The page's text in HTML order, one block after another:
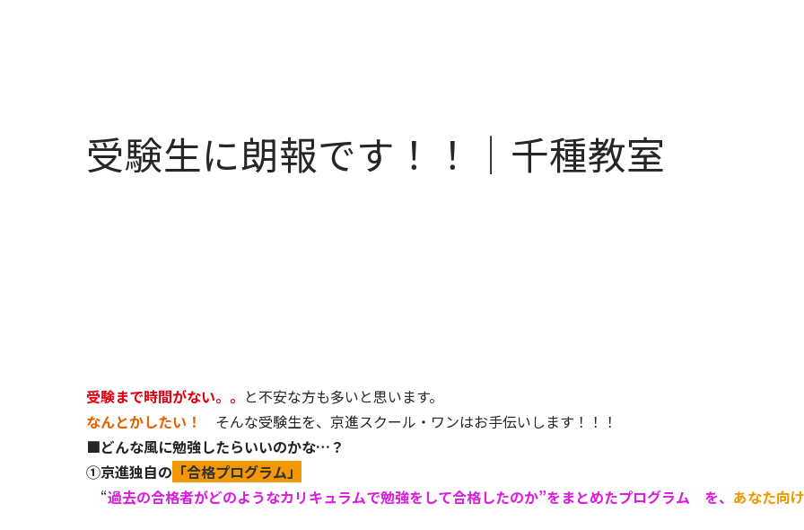
受験生に朗報です！！｜千種教室
受験まで時間がない。。 と不安な方も多いと思います。
なんとかしたい！
そんな受験生を、京進スクール・ワンはお手伝いします！！！
■どんな風に勉強したらいいのかな…？
①京進独自の 「合格プログラム」
“過去の合格者がどのようなカリキュラムで勉強をして合格したのか”をまとめたプログラム を、 あなた向